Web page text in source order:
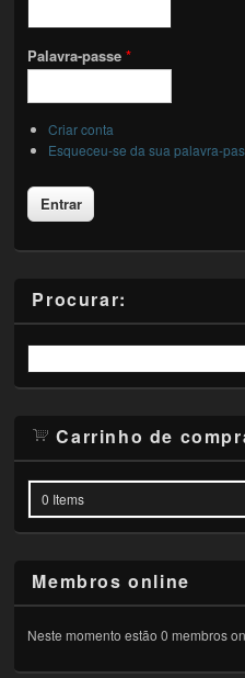
Palavra-passe*
Criar conta
Esqueceu-se da sua palavra-
Procurar:
Carrinho de
0 Items
Membros online
Neste momento estão 0 membros